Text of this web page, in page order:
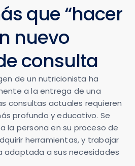
que “hacer
nuevo
consulta
de un nutricionista ha
a la entrega de una
consultas actuales requieren
profundo y educativo. Se
la persona en su proceso de
herramientas, y trabajar
adaptada a sus necesidades